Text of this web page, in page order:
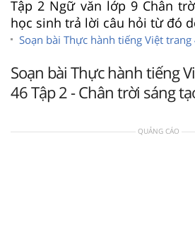
Tập 2 Ngữ văn lớp 9 Chân
học sinh trả lời câu hỏi từ đó
Soạn bài Thực hành tiếng Việt
Soạn bài Thực hành tiếng
46 Tập 2 - Chân trời sáng
QUẢNG CÁO